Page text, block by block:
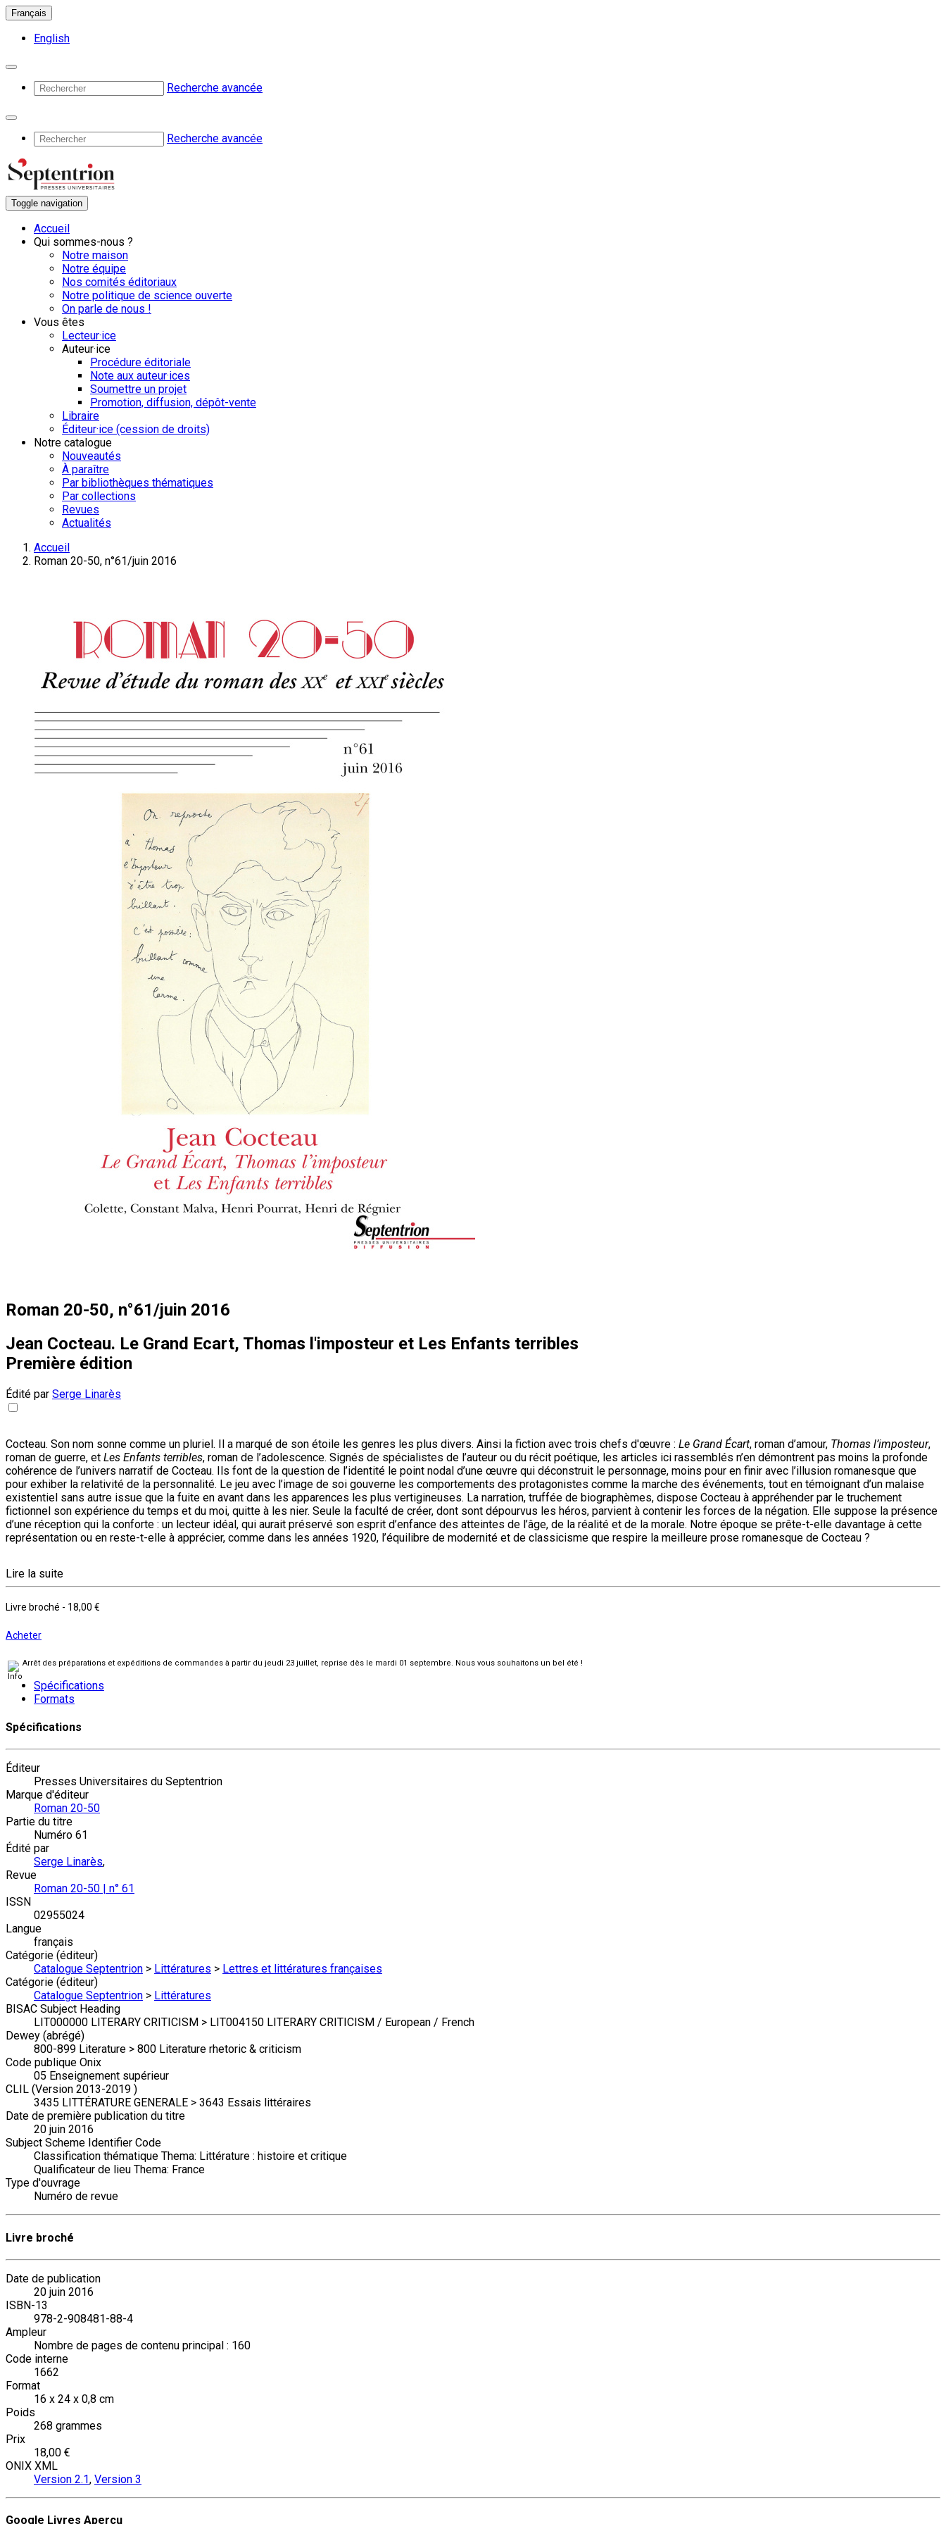
Français
English
Recherche avancée
Recherche avancée
Toggle navigation
Accueil
Qui sommes-nous ?
Notre maison
Notre équipe
Nos comités éditoriaux
Notre politique de science ouverte
On parle de nous !
Vous êtes
Lecteur·ice
Auteur·ice
Procédure éditoriale
Note aux auteur·ices
Soumettre un projet
Promotion, diffusion, dépôt-vente
Libraire
Éditeur·ice (cession de droits)
Notre catalogue
Nouveautés
À paraître
Par bibliothèques thématiques
Par collections
Revues
Actualités
Accueil
Roman 20-50, n°61/juin 2016
Roman 20-50, n°61/juin 2016
Jean Cocteau. Le Grand Ecart, Thomas l'imposteur et Les Enfants terribles
Première édition
Édité par Serge Linarès
Cocteau. Son nom sonne comme un pluriel. Il a marqué de son étoile les genres les plus divers. Ainsi la fiction avec trois chefs d'œuvre : Le Grand Écart, roman d’amour, Thomas l’imposteur,
roman de guerre, et Les Enfants terribles, roman de l’adolescence. Signés de spécialistes de l’auteur ou du récit poétique, les articles ici rassemblés n’en démontrent pas moins la profonde
cohérence de l’univers narratif de Cocteau. Ils font de la question de l’identité le point nodal d’une œuvre qui déconstruit le personnage, moins pour en finir avec l’illusion romanesque que
pour exhiber la relativité de la personnalité. Le jeu avec l’image de soi gouverne les comportements des protagonistes comme la marche des événements, tout en témoignant d’un malaise
existentiel sans autre issue que la fuite en avant dans les apparences les plus vertigineuses. La narration, truffée de biographèmes, dispose Cocteau à appréhender par le truchement
fictionnel son expérience du temps et du moi, quitte à les nier. Seule la faculté de créer, dont sont dépourvus les héros, parvient à contenir les forces de la négation. Elle suppose la présence
d’une réception qui la conforte : un lecteur idéal, qui aurait préservé son esprit d’enfance des atteintes de l’âge, de la réalité et de la morale. Notre époque se prête-t-elle davantage à cette
représentation ou en reste-t-elle à apprécier, comme dans les années 1920, l’équilibre de modernité et de classicisme que respire la meilleure prose romanesque de Cocteau ?
Lire la suite
Livre broché - 18,00 €
Acheter
Arrêt des préparations et expéditions de commandes à partir du jeudi 23 juillet, reprise dès le mardi 01 septembre. Nous vous souhaitons un bel été !
Spécifications
Formats
Spécifications
Éditeur
Presses Universitaires du Septentrion
Marque d'éditeur
Roman 20-50
Partie du titre
Numéro 61
Édité par
Serge Linarès,
Revue
Roman 20-50 | n° 61
ISSN
02955024
Langue
français
Catégorie (éditeur)
Catalogue Septentrion > Littératures > Lettres et littératures françaises
Catégorie (éditeur)
Catalogue Septentrion > Littératures
BISAC Subject Heading
LIT000000 LITERARY CRITICISM > LIT004150 LITERARY CRITICISM / European / French
Dewey (abrégé)
800-899 Literature > 800 Literature rhetoric & criticism
Code publique Onix
05 Enseignement supérieur
CLIL (Version 2013-2019 )
3435 LITTÉRATURE GENERALE > 3643 Essais littéraires
Date de première publication du titre
20 juin 2016
Subject Scheme Identifier Code
Classification thématique Thema: Littérature : histoire et critique
Qualificateur de lieu Thema: France
Type d'ouvrage
Numéro de revue
Livre broché
Date de publication
20 juin 2016
ISBN-13
978-2-908481-88-4
Ampleur
Nombre de pages de contenu principal : 160
Code interne
1662
Format
16 x 24 x 0,8 cm
Poids
268 grammes
Prix
18,00 €
ONIX XML
Version 2.1, Version 3
Google Livres Aperçu